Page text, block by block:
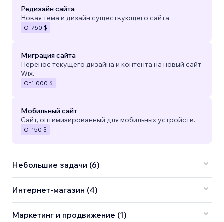
Редизайн сайта
Новая тема и дизайн существующего сайта.
От750 $
Миграция сайта
Перенос текущего дизайна и контента на новый сайт
Wix.
От1 000 $
Мобильный сайт
Сайт, оптимизированный для мобильных устройств.
От150 $
Небольшие задачи (6)
Интернет-магазин (4)
Маркетинг и продвижение (1)